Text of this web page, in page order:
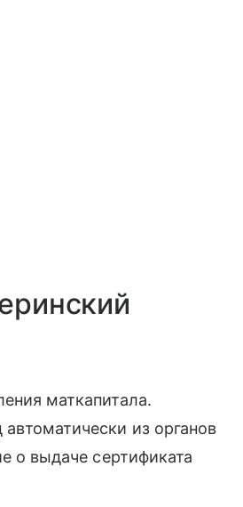
маткапитала.
из органов
о выдаче сертификата